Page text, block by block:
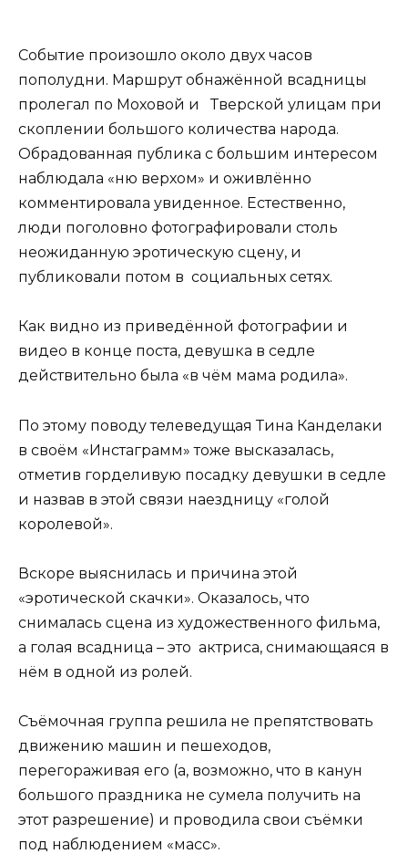
Событие произошло около двух часов
пополудни. Маршрут обнажённой всадницы
пролегал по Моховой и Тверской улицам при
скоплении большого количества народа.
Обрадованная публика с большим интересом
наблюдала «ню верхом» и оживлённо
комментировала увиденное. Естественно,
люди поголовно фотографировали столь
неожиданную эротическую сцену, и
публиковали потом в социальных сетях.
Как видно из приведённой фотографии и
видео в конце поста, девушка в седле
действительно была «в чём мама родила».
По этому поводу телеведущая Тина Канделаки
в своём «Инстаграмм» тоже высказалась,
отметив горделивую посадку девушки в седле
и назвав в этой связи наездницу «голой
королевой».
Вскоре выяснилась и причина этой
«эротической скачки». Оказалось, что
снималась сцена из художественного фильма,
а голая всадница – это актриса, снимающаяся в
нём в одной из ролей.
Съёмочная группа решила не препятствовать
движению машин и пешеходов,
перегораживая его (а, возможно, что в канун
большого праздника не сумела получить на
этот разрешение) и проводила свои съёмки
под наблюдением «масс».